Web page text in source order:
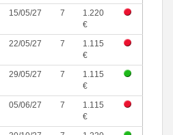
15/05/27 7
1.220
€
22/05/27 7
1.115
€
29/05/27 7
1.115
€
05/06/27 7
1.115
€